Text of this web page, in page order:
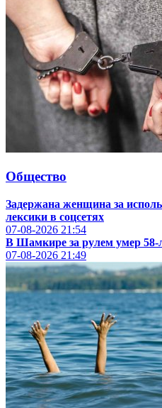
Общество
Задержана женщина за
лексики в соцсетях
07-08-2026 21:54
В Шамкире за рулем умер 58-
07-08-2026 21:49